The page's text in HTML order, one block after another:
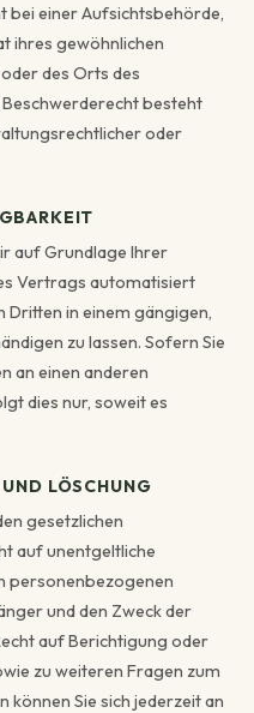
einer Aufsichtsbehörde,
ihres gewöhnlichen
des Orts des
besteht
oder
auf Grundlage Ihrer
Vertrags automatisiert
Dritten in einem gängigen,
zu lassen. Sofern Sie
an einen anderen
dies nur, soweit es
LÖSCHUNG
gesetzlichen
auf unentgeltliche
personenbezogenen
und den Zweck der
auf Berichtigung oder
zu weiteren Fragen zum
Sie sich jederzeit an